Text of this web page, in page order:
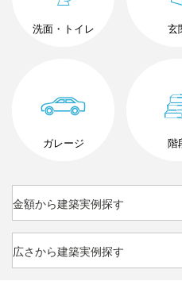
洗面・トイレ 玄
ガレージ 階
金額から建築実例探す
広さから建築実例探す